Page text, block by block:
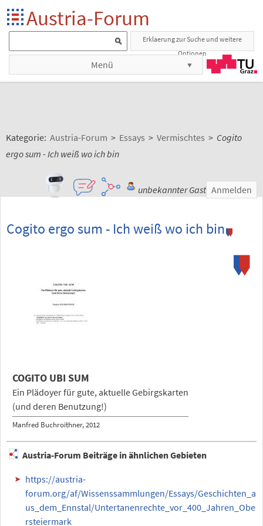
Austria-Forum
Erklaerung zur Suche und weitere
Optionen
Menü
Kategorie: Austria-Forum > Essays > Vermischtes > Cogito
ergo sum - Ich weiß wo ich bin
unbekannter Gast Anmelden
Cogito ergo sum - Ich weiß wo ich bin
COGITO UBI SUM
Ein Plädoyer für gute, aktuelle Gebirgskarten
(und deren Benutzung!)
Manfred Buchroithner 2012
Austria-Forum Beiträge in ähnlichen Gebieten
https://austria-
forum.org/af/Wissenssammlungen/Essays/Geschichten_a
us_dem_Ennstal/Untertanenrechte_vor_400_Jahren_Obe
rsteiermark